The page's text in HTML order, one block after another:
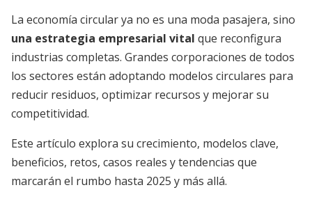
La economía circular ya no es una moda pasajera, sino
una estrategia empresarial vital que reconfigura
industrias completas. Grandes corporaciones de todos
los sectores están adoptando modelos circulares para
reducir residuos, optimizar recursos y mejorar su
competitividad.
Este artículo explora su crecimiento, modelos clave,
beneficios, retos, casos reales y tendencias que
marcarán el rumbo hasta 2025 y más allá.